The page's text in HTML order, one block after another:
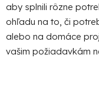
aby splnili rôzne
ohľadu na to, či
alebo na domáce
vašim požiadavkám